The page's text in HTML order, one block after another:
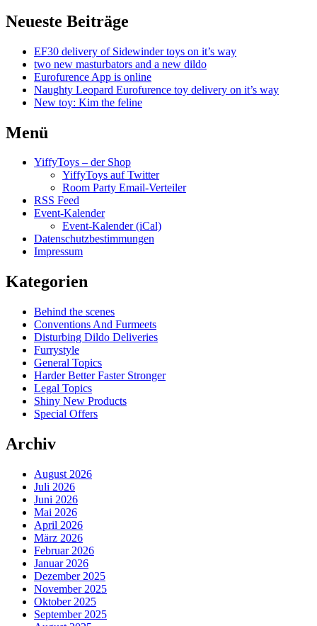
Neueste Beiträge
EF30 delivery of Sidewinder toys on it’s way
two new masturbators and a new dildo
Eurofurence App is online
Naughty Leopard Eurofurence toy delivery on it’s way
New toy: Kim the feline
Menü
YiffyToys – der Shop
YiffyToys auf Twitter
Room Party Email-Verteiler
RSS Feed
Event-Kalender
Event-Kalender (iCal)
Datenschutzbestimmungen
Impressum
Kategorien
Behind the scenes
Conventions And Furmeets
Disturbing Dildo Deliveries
Furrystyle
General Topics
Harder Better Faster Stronger
Legal Topics
Shiny New Products
Special Offers
Archiv
August 2026
Juli 2026
Juni 2026
Mai 2026
April 2026
März 2026
Februar 2026
Januar 2026
Dezember 2025
November 2025
Oktober 2025
September 2025